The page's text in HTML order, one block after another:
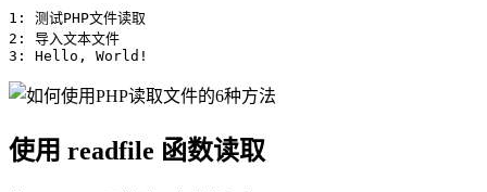
1: 测试PHP文件读取
2: 导入文本文件
3: Hello, World!
使用 readfile 函数读取